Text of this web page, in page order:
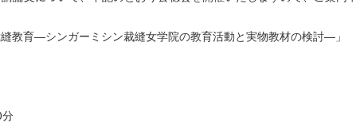
教育―シンガーミシン裁縫女学院の教育活動と実物教材の検討―」